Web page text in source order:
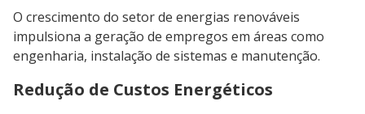
O crescimento do setor de energias renováveis
impulsiona a geração de empregos em áreas como
engenharia, instalação de sistemas e manutenção.
Redução de Custos Energéticos